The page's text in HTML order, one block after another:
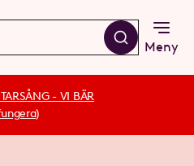
Meny
- VI BÄR